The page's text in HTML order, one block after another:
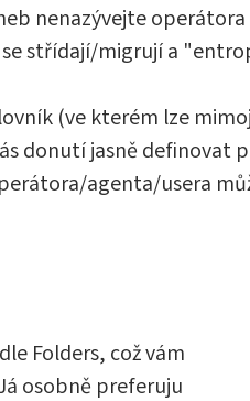
nenazývejte
střídají/migrují a
(ve kterém lze
donutí jasně
agenta/usera
Folders, což vám
osobně preferuju